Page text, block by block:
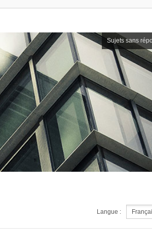
Sujets sans
Langue :